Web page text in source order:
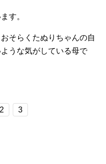
す。
そらくたぬりちゃんの自
うな気がしている母で
2 3